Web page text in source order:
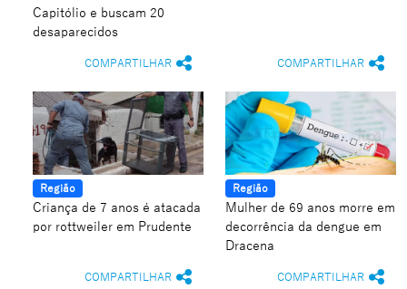
Capitólio e buscam 20
desaparecidos
COMPARTILHAR COMPARTILHAR
Região
Criança de 7 anos é atacada
por rottweiler em Prudente
COMPARTILHAR
Região
Mulher de 69 anos morre em
decorrência da dengue em
Dracena
COMPARTILHAR